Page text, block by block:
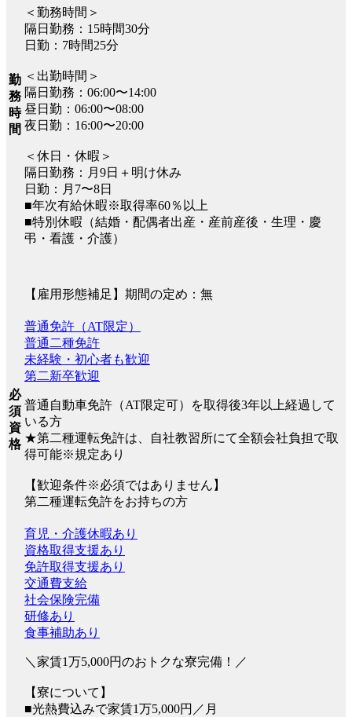
勤
務
時
間
＜勤務時間＞
隔日勤務：15時間30分
日勤：7時間25分
＜出勤時間＞
隔日勤務：06:00〜14:00
昼日勤：06:00〜08:00
夜日勤：16:00〜20:00
＜休日・休暇＞
隔日勤務：月9日＋明け休み
日勤：月7〜8日
■年次有給休暇※取得率60％以上
■特別休暇（結婚・配偶者出産・産前産後・生理・慶
弔・看護・介護）
【雇用形態補足】期間の定め：無
必
須
資
格
普通免許（AT限定）
普通二種免許
未経験・初心者も歓迎
第二新卒歓迎
普通自動車免許（AT限定可）を取得後3年以上経過して
いる方
★第二種運転免許は、自社教習所にて全額会社負担で取
得可能※規定あり
【歓迎条件※必須ではありません】
第二種運転免許をお持ちの方
育児・介護休暇あり
資格取得支援あり
免許取得支援あり
交通費支給
社会保険完備
研修あり
食事補助あり
＼家賃1万5,000円のおトクな寮完備！／
【寮について】
■光熱費込みで家賃1万5,000円／月